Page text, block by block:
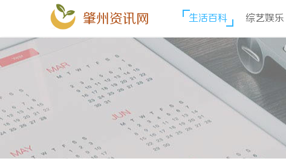
肇州资讯网 生活百科 综艺娱乐